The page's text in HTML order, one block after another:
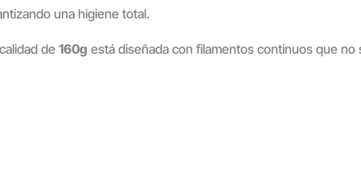
una higiene total.
de 160g está diseñada con filamentos continuos que